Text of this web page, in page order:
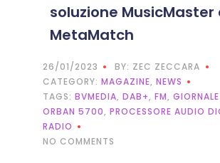
soluzione MusicMaster
MetaMatch
26/01/2023
BY: ZEC ZECCARA
CATEGORY: MAGAZINE, NEWS
TAGS: BVMEDIA, DAB+, FM,
ORBAN 5700, PROCESSORE AUDIO
RADIO
NO COMMENTS